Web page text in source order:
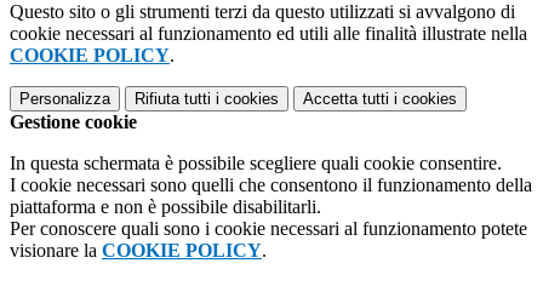
Questo sito o gli strumenti terzi da questo utilizzati si avvalgono di
cookie necessari al funzionamento ed utili alle finalità illustrate nella
COOKIE POLICY.
Personalizza Rifiuta tutti i cookies Accetta tutti i cookies
Gestione cookie
In questa schermata è possibile scegliere quali cookie consentire.
I cookie necessari sono quelli che consentono il funzionamento della
piattaforma e non è possibile disabilitarli.
Per conoscere quali sono i cookie necessari al funzionamento potete
visionare la COOKIE POLICY.